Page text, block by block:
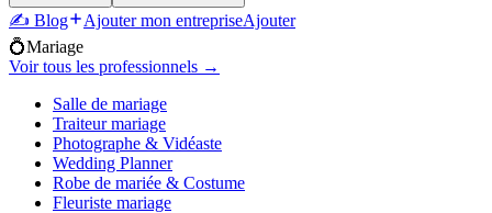
✍️ Blog Ajouter mon entrepriseAjouter
💍Mariage
Voir tous les professionnels →
Salle de mariage
Traiteur mariage
Photographe & Vidéaste
Wedding Planner
Robe de mariée & Costume
Fleuriste mariage